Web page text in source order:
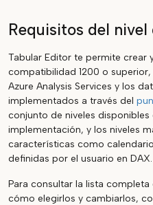
Requisitos del
Tabular Editor te permite crear
compatibilidad 1200 o superior,
Azure Analysis Services y los
implementados a través del
conjunto de niveles
implementación, y los niveles
características como
definidas por el usuario en DAX.
Para consultar la lista
cómo elegirlos y cambiarlos,